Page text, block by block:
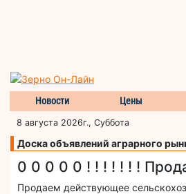
Новости Цены
8 августа 2026г., Суббота
Доска объявлений аграрного
0 0 0 0 0 ! ! ! ! ! ! !
Продаем действующее